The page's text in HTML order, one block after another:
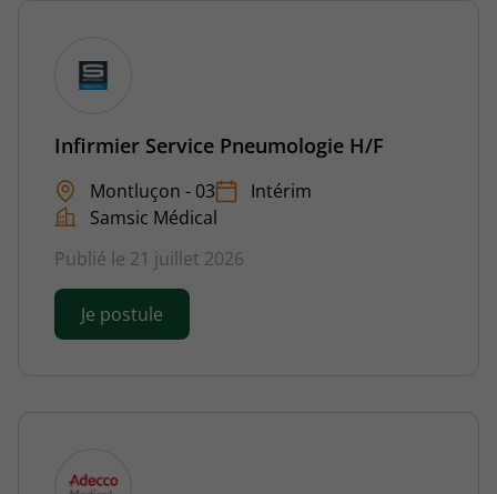
Infirmier Service Pneumologie H/F
Montluçon - 03
Intérim
Samsic Médical
Publié le 21 juillet 2026
Je postule